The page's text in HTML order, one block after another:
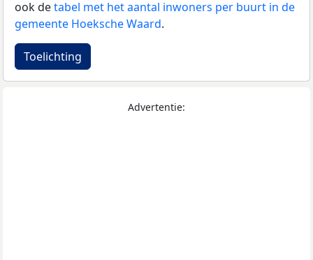
ook detabel met het aantal inwoners per buurt in de
gemeente Hoeksche Waard.
Toelichting
Advertentie: